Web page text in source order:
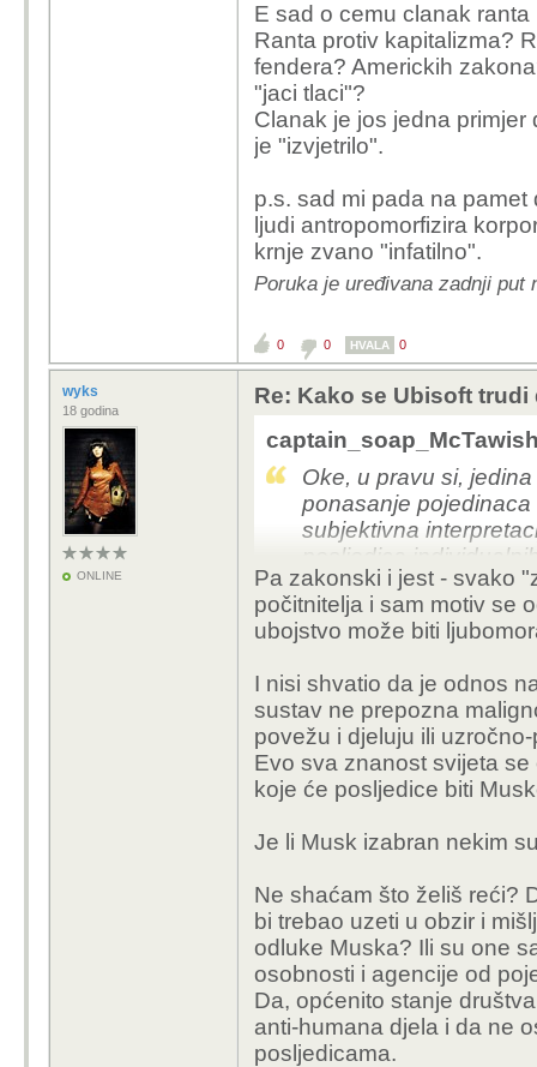
E sad o cemu clanak
Ranta protiv kapitalizma?
fendera? Americkih
"jaci tlaci"?
Clanak je jos jedna
je "izvjetrilo".
p.s. sad mi pada na
ljudi antropomorfizira
krnje zvano "infatilno".
Poruka je uređivana zadnji put
0 0 HVALA 0
wyks
18 godina
ONLINE
Re: Kako se Ubisoft trudi
Oke, u pravu si,
ponasanje
subjektivna
posljedica
omogucili njima da
samo posljedica
je subjektivno, osim
U stvari, ljudska
sve do danas, dokad
nesposobnija. Ti i
Fukuyama prvo bio
Pa zakonski i jest - svako
počitnitelja i sam motiv se
ubojstvo može biti
I nisi shvatio da je odnos
sustav ne prepozna
povežu i djeluju ili
Evo sva znanost svijeta
koje će posljedice biti
Je li Musk izabran nekim
Ne shaćam što želiš reći?
bi trebao uzeti u obzir i
odluke Muska? Ili su one
osobnosti i agencije od
Da, općenito stanje
anti-humana djela i da ne
posljedicama.